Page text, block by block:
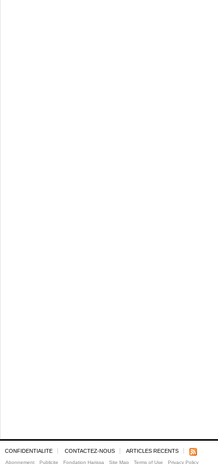
CONFIDENTIALITE CONTACTEZ-NOUS ARTICLES RECENTS
Abonnement Publicite Fondation Harissa Site Map Terms of Use Privacy Policy